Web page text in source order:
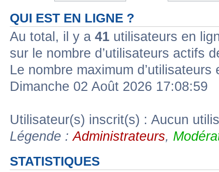
QUI EST EN LIGNE ?
Au total, il y a 41 utilisateurs en
sur le nombre d’utilisateurs actifs
Le nombre maximum
Dimanche 02 Août 2026 17:08:59
Utilisateur(s) inscrit(s) : Aucun
Légende :Administrateurs,
STATISTIQUES